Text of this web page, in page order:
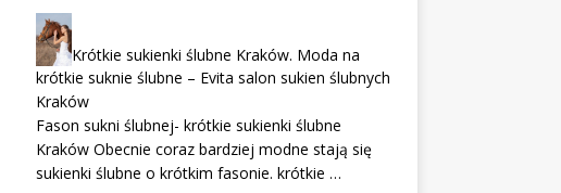
Krótkie sukienki ślubne Kraków. Moda na
krótkie suknie ślubne – Evita salon sukien ślubnych
Kraków
Fason sukni ślubnej- krótkie sukienki ślubne
Kraków Obecnie coraz bardziej modne stają się
sukienki ślubne o krótkim fasonie. krótkie …